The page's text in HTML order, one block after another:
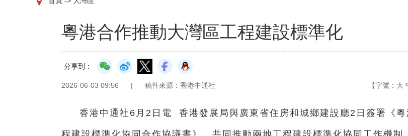
粵港合作推動大灣區工程建設標準化
分享到：
2026-06-03 09:56 | 稿件來源：香港中通社 【字號： 大
香港中通社6月2日電 香港發展局與廣東省住房和城鄉建設廳2日簽署《粵
程建設標準化協同合作協議書》，共同推動兩地工程建設標準化協同工作機制